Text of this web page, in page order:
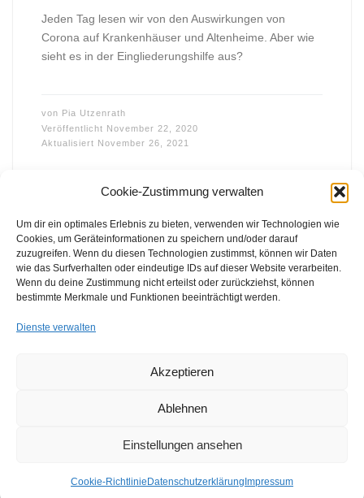
Cookie-Zustimmung verwalten
Um dir ein optimales Erlebnis zu bieten, verwenden wir Technologien wie
Cookies, um Geräteinformationen zu speichern und/oder darauf
zuzugreifen. Wenn du diesen Technologien zustimmst, können wir Daten
wie das Surfverhalten oder eindeutige IDs auf dieser Website verarbeiten.
Wenn du deine Zustimmung nicht erteilst oder zurückziehst, können
bestimmte Merkmale und Funktionen beeinträchtigt werden.
Dienste verwalten
Akzeptieren
Ablehnen
Einstellungen ansehen
Cookie-Richtlinie Datenschutzerklärung Impressum
Jeden Tag lesen wir von den Auswirkungen von
Corona auf Krankenhäuser und Altenheime. Aber wie
sieht es in der Eingliederungshilfe aus?
von Pia Utzenrath
Veröffentlicht November 22, 2020
Aktualisiert November 26, 2021
FFB e.V. • Benraderstr. 189 • 47804 Krefeld • Tel. 0 21 51 – 610
300 • Fax 0 21 51 – 610 330 •info@ffb-krefeld.de
Alle Rechte vorbehalten